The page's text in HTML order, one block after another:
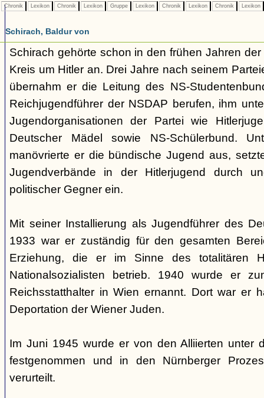
Chronik Lexikon Chronik Lexikon Gruppe Lexikon Chronik Lexikon Chronik Lexikon
Schirach, Baldur von
Schirach gehörte schon in den frühen Jahren
Kreis um Hitler an. Drei Jahre nach seinem
übernahm er die Leitung des NS-
Reichjugendführer der NSDAP berufen, ihm
Jugendorganisationen der Partei wie
Deutscher Mädel sowie NS-Schülerbund.
manövrierte er die bündische Jugend aus,
Jugendverbände in der Hitlerjugend durch
politischer Gegner ein.
Mit seiner Installierung als Jugendführer des
1933 war er zuständig für den gesamten
Erziehung, die er im Sinne des totalitären
Nationalsozialisten betrieb. 1940 wurde er
Reichsstatthalter in Wien ernannt. Dort war er
Deportation der Wiener Juden.
Im Juni 1945 wurde er von den Alliierten unter
festgenommen und in den Nürnberger
verurteilt.